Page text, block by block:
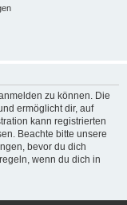
zu können. Die
ermöglicht dir, auf
kann registrierten
Beachte bitte unsere
bevor du dich
wenn du dich in